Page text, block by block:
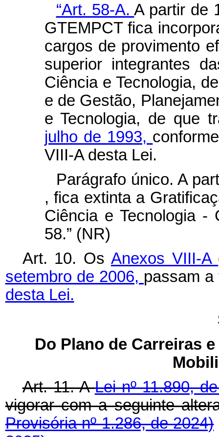
“Art. 58-A.A partir de
GTEMPCT fica
cargos de provimento
superior integrantes
Ciência e Tecnologia,
e de Gestão,
e Tecnologia, de que
julho de 1993,
VIII-A desta Lei.
Parágrafo único. A
, fica extinta a
Ciência e Tecnologia -
58.” (NR)
Art. 10. Os Anexos VIII-A
setembro de 2006, passam
desta Lei.
Do Plano de Carreiras
Art. 11. ALei nº 11.890,
vigorar com a seguinte
Provisória nº 1.286, de 2024)